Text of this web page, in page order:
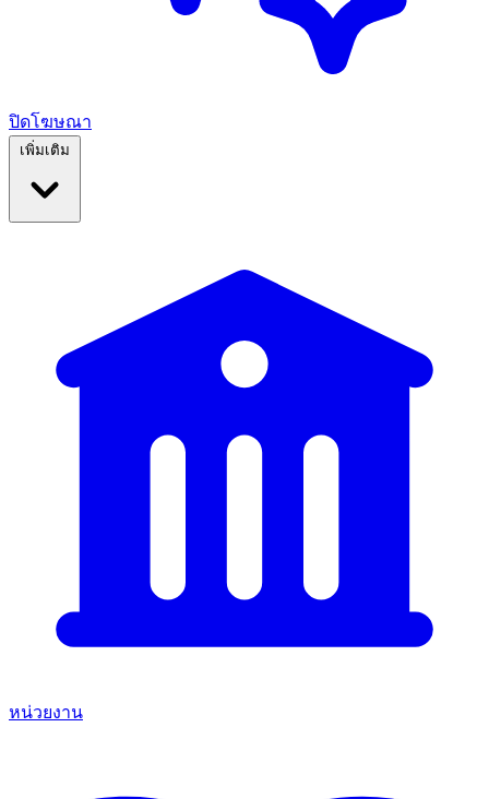
ปิดโฆษณา
เพิ่มเติม
หน่วยงาน